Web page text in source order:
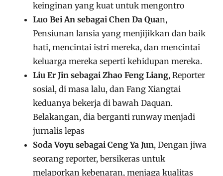
keinginan yang kuat untuk mengontro
Luo Bei An sebagai Chen Da Quan,
Pensiunan lansia yang menjijikkan dan baik
hati, mencintai istri mereka, dan mencintai
keluarga mereka seperti kehidupan mereka.
Liu Er Jin sebagai Zhao Feng Liang, Reporter
sosial, di masa lalu, dan Fang Xiangtai
keduanya bekerja di bawah Daquan.
Belakangan, dia berganti runway menjadi
jurnalis lepas
Soda Voyu sebagai Ceng Ya Jun, Dengan jiwa
seorang reporter, bersikeras untuk
melaporkan kebenaran, menjaga kualitas